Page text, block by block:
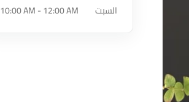
السبت
10:00 AM - 12:00 AM